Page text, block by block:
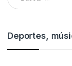
Deportes,